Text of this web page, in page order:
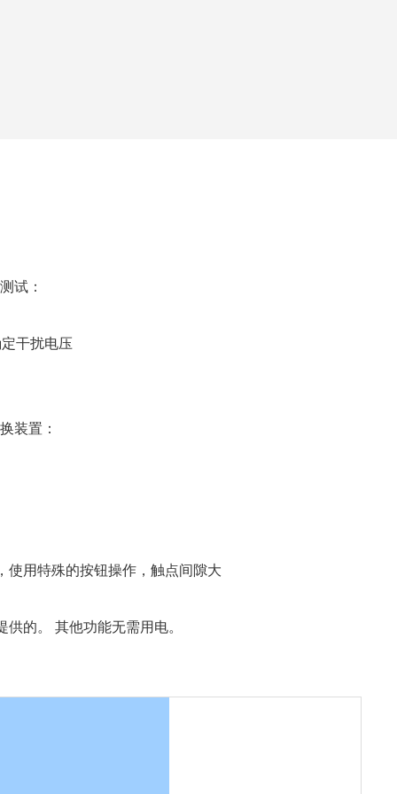
试：
干扰电压
装置：
使用特殊的按钮操作，触点间隙大
的。 其他功能无需用电。